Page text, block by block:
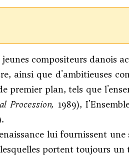
compositeurs danois
ainsi que d'ambitieuses
premier plan, tels que
Procession, 1989),
lui fournissent
portent toujours